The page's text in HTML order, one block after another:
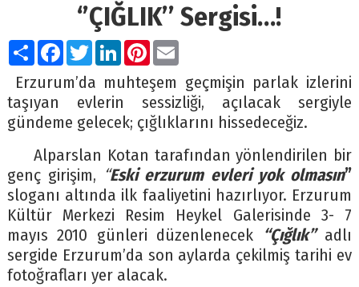
‘’ÇIĞLIK’’ Sergisi…!
PaylaşFacebook
TwitterLinkedIn
Pinterest
Email
Erzurum’da muhteşem geçmişin parlak izlerini
taşıyan evlerin sessizliği, açılacak sergiyle
gündeme gelecek; çığlıklarını hissedeceğiz.
Alparslan Kotan tarafından yönlendirilen bir
genç girişim, “Eski erzurum evleri yok olmasın”
sloganı altında ilk faaliyetini hazırlıyor. Erzurum
Kültür Merkezi Resim Heykel Galerisinde 3- 7
mayıs 2010 günleri düzenlenecek “Çığlık”adlı
sergide Erzurum’da son aylarda çekilmiş tarihi ev
fotoğrafları yer alacak.